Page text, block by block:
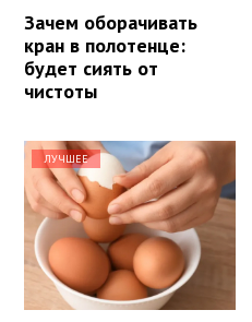
Зачем оборачивать
кран в полотенце:
будет сиять от
чистоты
ЛУЧШЕЕ